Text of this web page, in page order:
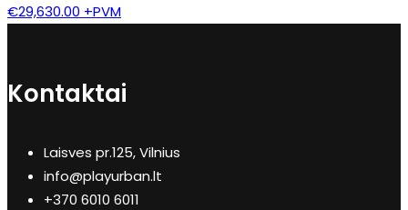
€29,630.00 +PVM
Kontaktai
Laisves pr.125, Vilnius
info@playurban.lt
+370 6010 6011